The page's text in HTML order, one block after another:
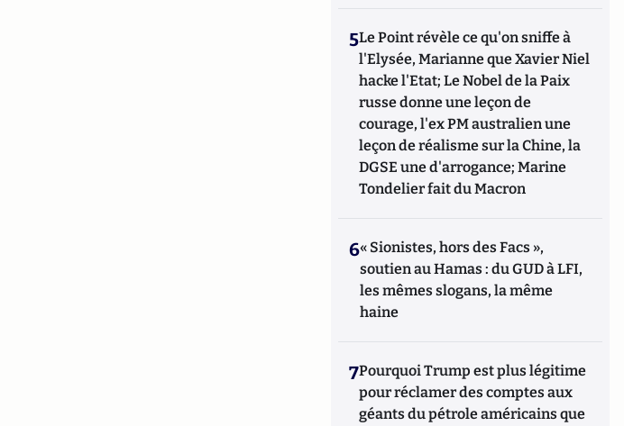
5Le Point révèle ce qu'on sniffe à
l'Elysée, Marianne que Xavier Niel
hacke l'Etat; Le Nobel de la Paix
russe donne une leçon de
courage, l'ex PM australien une
leçon de réalisme sur la Chine, la
DGSE une d'arrogance; Marine
Tondelier fait du Macron
6« Sionistes, hors des Facs »,
soutien au Hamas : du GUD à LFI,
les mêmes slogans, la même
haine
7Pourquoi Trump est plus légitime
pour réclamer des comptes aux
géants du pétrole américains que